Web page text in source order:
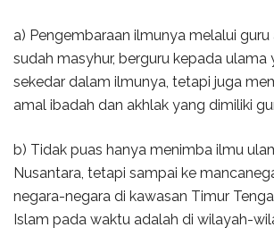
a) Pengembaraan ilmunya melalui
sudah masyhur, berguru kepada ulama
sekedar dalam ilmunya, tetapi juga
amal ibadah dan akhlak yang dimiliki
b) Tidak puas hanya menimba ilmu
Nusantara, tetapi sampai ke
negara-negara di kawasan Timur
Islam pada waktu adalah di wilayah-